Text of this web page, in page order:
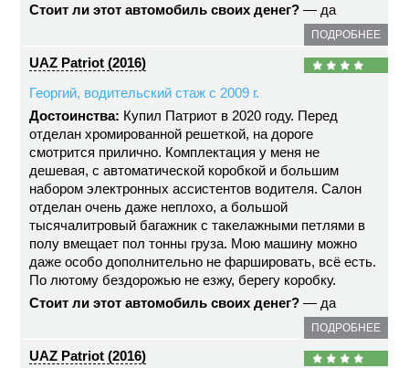
Стоит ли этот автомобиль своих денег? — да
ПОДРОБНЕЕ
UAZ Patriot (2016)
Георгий, водительский стаж с 2009 г.
Достоинства: Купил Патриот в 2020 году. Перед
отделан хромированной решеткой, на дороге
смотрится прилично. Комплектация у меня не
дешевая, с автоматической коробкой и большим
набором электронных ассистентов водителя. Салон
отделан очень даже неплохо, а большой
тысячалитровый багажник с такелажными петлями в
полу вмещает пол тонны груза. Мою машину можно
даже особо дополнительно не фаршировать, всё есть.
По лютому бездорожью не езжу, берегу коробку.
Стоит ли этот автомобиль своих денег? — да
ПОДРОБНЕЕ
UAZ Patriot (2016)